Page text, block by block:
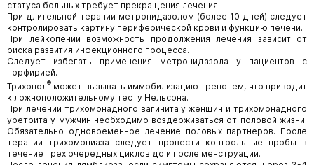
статуса больных требует прекращения лечения.
При длительной терапии метронидазолом (более 10 дней) следует
контролировать картину периферической крови и функцию печени.
При лейкопении возможность продолжения лечения зависит от
риска развития инфекционного процесса.
Следует избегать применения метронидазола у пациентов с
порфирией.
Трихопол® может вызывать иммобилизацию трепонем, что приводит
к ложноположительному тесту Нельсона.
При лечении трихомонадного вагинита у женщин и трихомонадного
уретрита у мужчин необходимо воздерживаться от половой жизни.
Обязательно одновременное лечение половых партнеров. После
терапии трихомониаза следует провести контрольные пробы в
течение трех очередных циклов до и после менструации.